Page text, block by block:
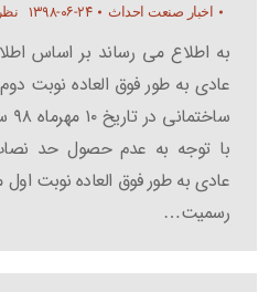
اخبار صنعت احداث ۱۳۹۸-۰۶-۲۴
به اطلاع می رساند بر اساس
عادی به طور فوق العاده نوبت
با توجه به عدم حصول حد
رسمیت…